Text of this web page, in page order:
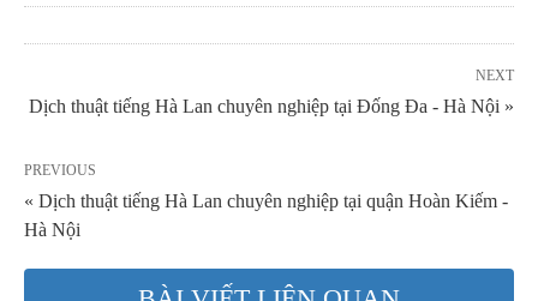
NEXT
Dịch thuật tiếng Hà Lan chuyên nghiệp tại Đống Đa - Hà Nội »
PREVIOUS
« Dịch thuật tiếng Hà Lan chuyên nghiệp tại quận Hoàn Kiếm -
Hà Nội